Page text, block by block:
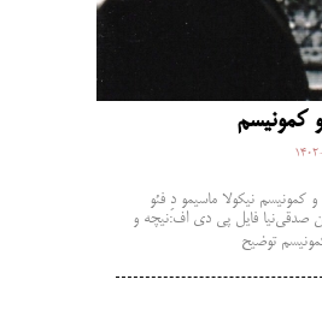
کمونیسم
کمونیسم نیکولا ماسیمو دِ فئو
صدقی‌نیا فایل پی دی اف:نیچه و